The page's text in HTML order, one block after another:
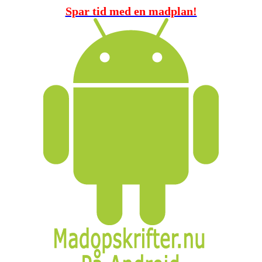
Spar tid med en madplan!